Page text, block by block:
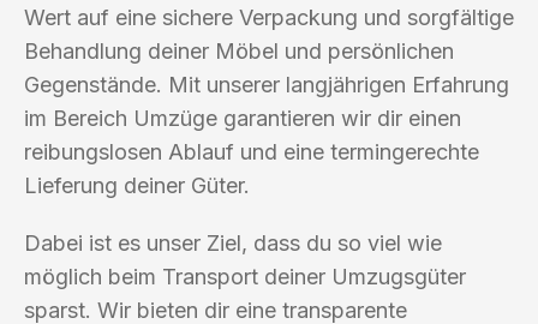
Wert auf eine sichere Verpackung und sorgfältige
Behandlung deiner Möbel und persönlichen
Gegenstände. Mit unserer langjährigen Erfahrung
im Bereich Umzüge garantieren wir dir einen
reibungslosen Ablauf und eine termingerechte
Lieferung deiner Güter.
Dabei ist es unser Ziel, dass du so viel wie
möglich beim Transport deiner Umzugsgüter
sparst. Wir bieten dir eine transparente